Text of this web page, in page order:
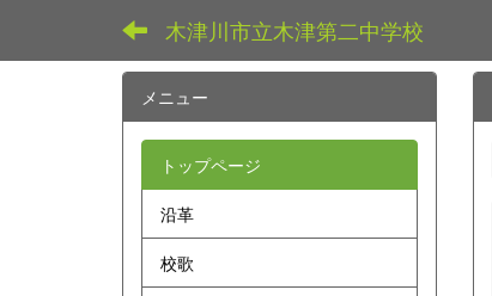
木津川市立木津第二中学校
メニュー
トップページ
沿革
校歌